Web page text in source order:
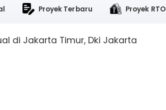
Proyek Terbaru Proyek RTO
di Jakarta Timur, Dki Jakarta